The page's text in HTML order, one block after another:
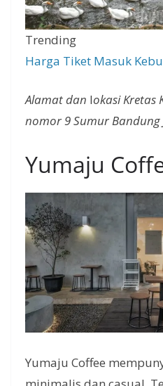
Trending
Harga Tiket Masuk
Alamat dan lokasi Kretas
nomor 9 Sumur Bandung
Yumaju
Yumaju Coffee